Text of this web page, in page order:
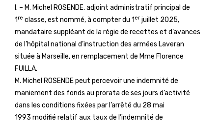
I. – M. Michel ROSENDE, adjoint administratif principal de
1 re classe, est nommé, à compter du 1 er juillet 2025,
mandataire suppléant de la régie de recettes et d’avances
de l’hôpital national d’instruction des armées Laveran
située à Marseille, en remplacement de Mme Florence
FUILLA.
M. Michel ROSENDE peut percevoir une indemnité de
maniement des fonds au prorata de ses jours d’activité
dans les conditions fixées par l’arrêté du 28 mai
1993 modifié relatif aux taux de l’indemnité de